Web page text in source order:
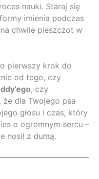
nauki. Staraj się
imienia podczas
chwile pieszczot w
pierwszy krok do
od tego, czy
, czy
że dla Twojego psa
głosu i czas, który
o ogromnym sercu –
nosił z dumą.